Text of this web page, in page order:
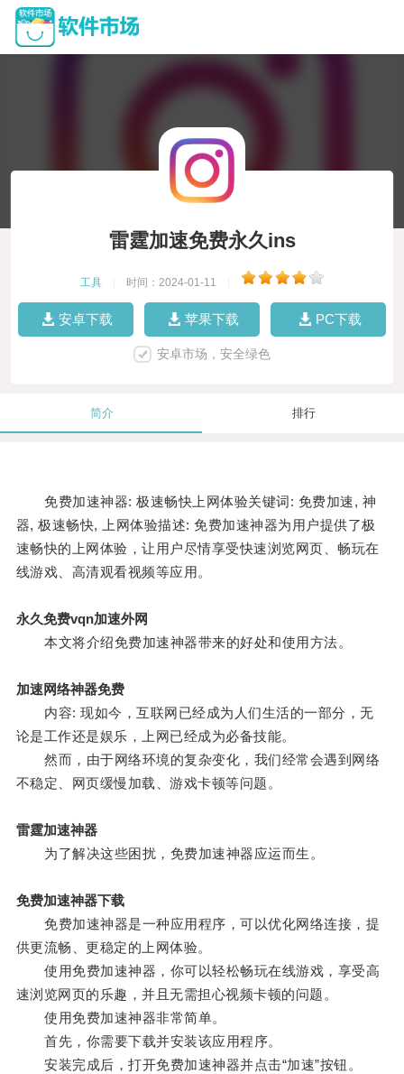
雷霆加速免费永久ins
工具 时间：2024-01-11
安卓下载 苹果下载 PC下载
安卓市场，安全绿色
简介 排行
免费加速神器: 极速畅快上网体验关键词: 免费加速, 神
器, 极速畅快, 上网体验描述: 免费加速神器为用户提供了极
速畅快的上网体验，让用户尽情享受快速浏览网页、畅玩在
线游戏、高清观看视频等应用。
永久免费vqn加速外网
本文将介绍免费加速神器带来的好处和使用方法。
加速网络神器免费
内容: 现如今，互联网已经成为人们生活的一部分，无
论是工作还是娱乐，上网已经成为必备技能。
然而，由于网络环境的复杂变化，我们经常会遇到网络
不稳定、网页缓慢加载、游戏卡顿等问题。
雷霆加速神器
为了解决这些困扰，免费加速神器应运而生。
免费加速神器下载
免费加速神器是一种应用程序，可以优化网络连接，提
供更流畅、更稳定的上网体验。
使用免费加速神器，你可以轻松畅玩在线游戏，享受高
速浏览网页的乐趣，并且无需担心视频卡顿的问题。
使用免费加速神器非常简单。
首先，你需要下载并安装该应用程序。
安装完成后，打开免费加速神器并点击“加速”按钮。